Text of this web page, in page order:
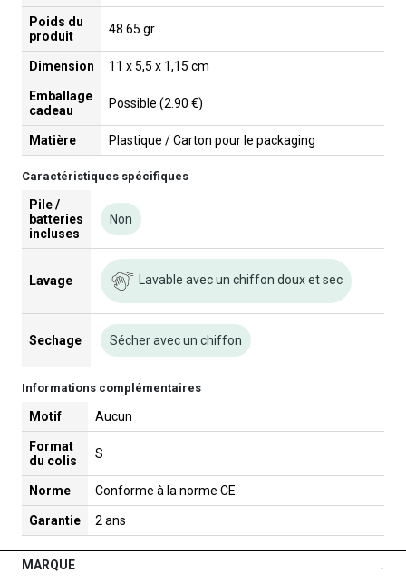
Poids du
produit
48.65 gr
Dimension 11 x 5,5 x 1,15 cm
Emballage
cadeau
Possible (2.90 €)
Matière Plastique / Carton pour le packaging
Caractéristiques spécifiques
Pile /
batteries
incluses
Non
Lavage Lavable avec un chiffon doux et sec
Sechage Sécher avec un chiffon
Informations complémentaires
Motif Aucun
Format
du colis
S
Norme Conforme à la norme CE
Garantie 2 ans
MARQUE -